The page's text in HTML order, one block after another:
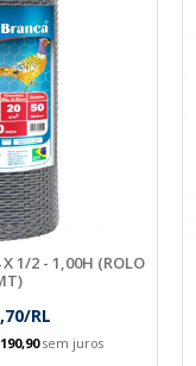
X 1/2 - 1,00H (ROLO
RL
sem juros